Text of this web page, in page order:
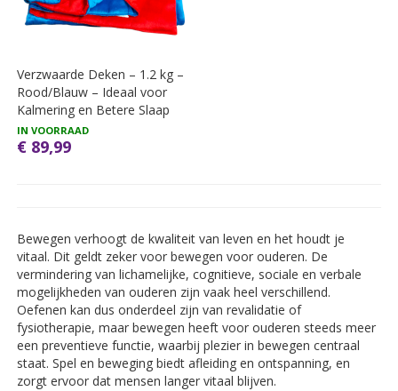
Verzwaarde Deken – 1.2 kg –
Rood/Blauw – Ideaal voor
Kalmering en Betere Slaap
IN VOORRAAD
€ 89,99
Bewegen verhoogt de kwaliteit van leven en het houdt je
vitaal. Dit geldt zeker voor bewegen voor ouderen. De
vermindering van lichamelijke, cognitieve, sociale en verbale
mogelijkheden van ouderen zijn vaak heel verschillend.
Oefenen kan dus onderdeel zijn van revalidatie of
fysiotherapie, maar bewegen heeft voor ouderen steeds meer
een preventieve functie, waarbij plezier in bewegen centraal
staat. Spel en beweging biedt afleiding en ontspanning, en
zorgt ervoor dat mensen langer vitaal blijven.